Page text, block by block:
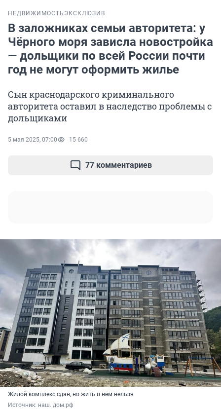
НЕДВИЖИМОСТЬ ЭКСКЛЮЗИВ
В заложниках семьи авторитета: у
Чёрного моря зависла новостройка
— дольщики по всей России почти
год не могут оформить жилье
Сын краснодарского криминального
авторитета оставил в наследство проблемы с
дольщиками
5 мая 2025, 07:00 15 660
77 комментариев
Жилой комплекс сдан, но жить в нём нельзя
Источник: наш. дом.рф